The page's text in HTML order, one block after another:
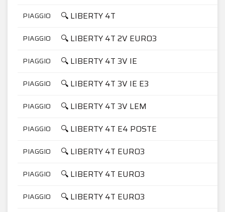
PIAGGIO 🔍 LIBERTY 4T
PIAGGIO 🔍 LIBERTY 4T 2V EURO3
PIAGGIO 🔍 LIBERTY 4T 3V IE
PIAGGIO 🔍 LIBERTY 4T 3V IE E3
PIAGGIO 🔍 LIBERTY 4T 3V LEM
PIAGGIO 🔍 LIBERTY 4T E4 POSTE
PIAGGIO 🔍 LIBERTY 4T EURO3
PIAGGIO 🔍 LIBERTY 4T EURO3
PIAGGIO 🔍 LIBERTY 4T EURO3